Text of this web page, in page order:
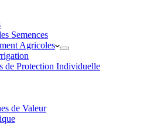
Semences
Agricoles
de Protection Individuelle
de Valeur